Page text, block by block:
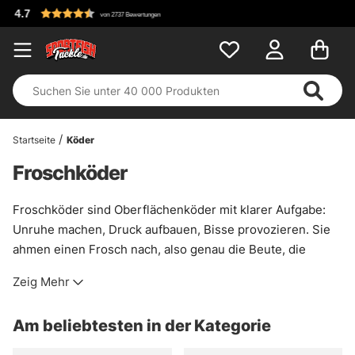
Startseite Köder
Froschköder
Froschköder sind Oberflächenköder mit klarer Aufgabe:
Unruhe machen, Druck aufbauen, Bisse provozieren. Sie
ahmen einen Frosch nach, also genau die Beute, die
Kraut pflücken. Besonders stark sind sie dort, wo andere
Schilfkanten, über Krautfeldern. Da spielen sie ihren
Zeig Mehr
Am beliebtesten in der Kategorie